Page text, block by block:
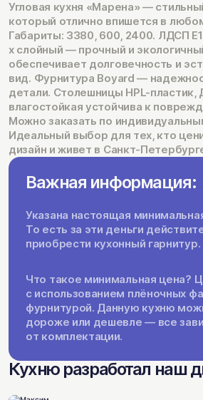
Угловая кухня «Марена» —
который отлично впишется в
Габариты: 3380, 600, 2400. ЛДСП
х слойный — прочный и
обеспечивает долговечность и
вид. Фурнитура Boyard —
детали. Столешницы HPL-пластик,
влагостойкая устойчива к
Можно заказать по
Идеальный выбор для тех, кто
дизайн и живет в Санкт-
Важная информация:
Указана настоящая
То есть за эти деньги
приобрести кухонный гарнитур.
Что такое минимальная цена?
с использованием плёночных
фурнитурой. Данную кухню
дороже или дешевле — все
от комплектации.
Кухню разработал наш